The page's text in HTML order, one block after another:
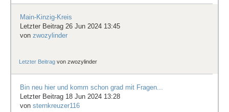
Main-Kinzig-Kreis
Letzter Beitrag 26 Jun 2024 13:45
von zwozylinder
Letzter Beitrag vonzwozylinder
Bin neu hier und komm schon grad mit Fragen...
Letzter Beitrag 18 Jun 2024 13:28
von sternkreuzer116